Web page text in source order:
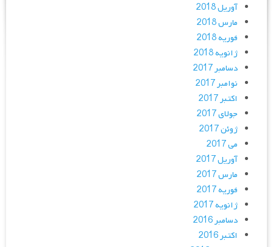
آوریل 2018
مارس 2018
فوریه 2018
ژانویه 2018
دسامبر 2017
نوامبر 2017
اکتبر 2017
جولای 2017
ژوئن 2017
می 2017
آوریل 2017
مارس 2017
فوریه 2017
ژانویه 2017
دسامبر 2016
اکتبر 2016